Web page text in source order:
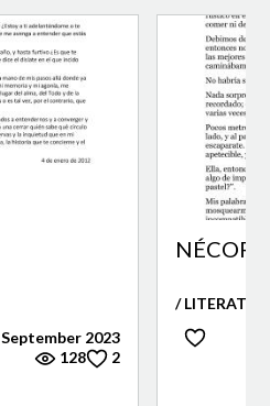
September 2023
128
2
/